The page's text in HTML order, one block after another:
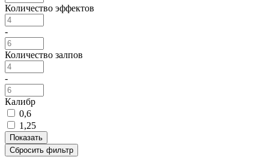
Количество эффектов
-
Количество залпов
-
Калибр
0,6
1,25